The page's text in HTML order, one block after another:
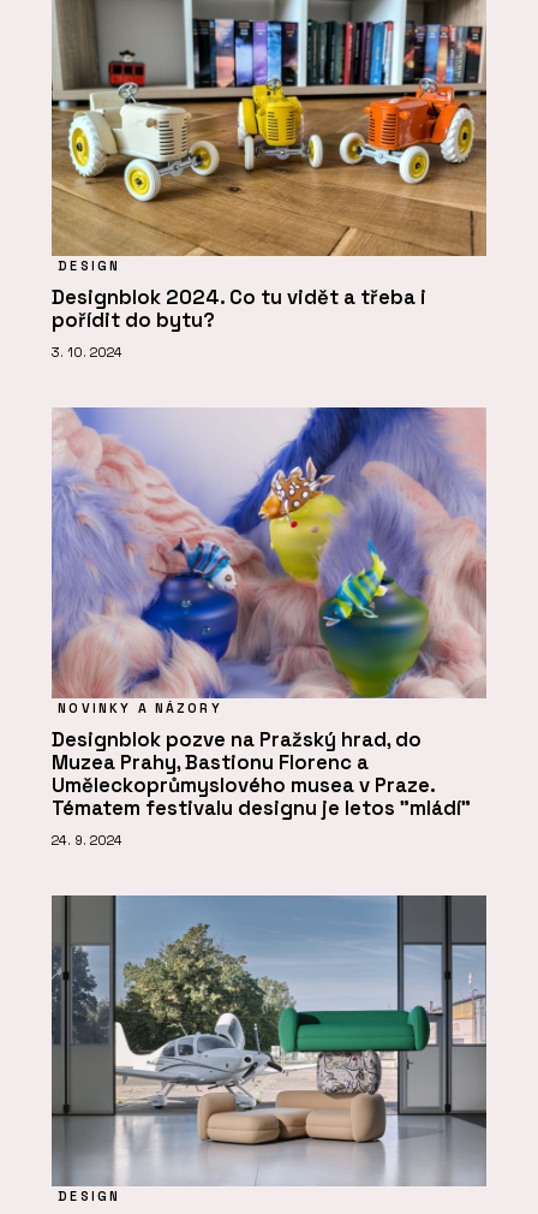
DESIGN
Designblok 2024. Co tu vidět a třeba i
pořídit do bytu?
3. 10. 2024
NOVINKY A NÁZORY
Designblok pozve na Pražský hrad, do
Muzea Prahy, Bastionu Florenc a
Uměleckoprůmyslového musea v Praze.
Tématem festivalu designu je letos "mládí"
24. 9. 2024
DESIGN